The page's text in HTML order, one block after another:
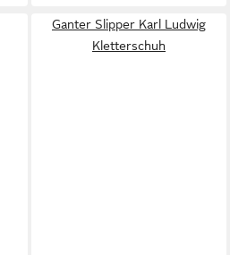
Ganter Slipper Karl Ludwig
Kletterschuh